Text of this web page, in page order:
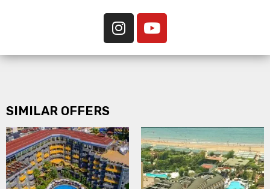
SIMILAR OFFERS